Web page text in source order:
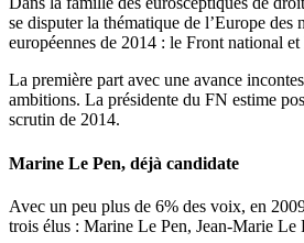
se disputer la thématique de l’Europe des
européennes de 2014 : le Front national
La première part avec une avance
ambitions. La présidente du FN estime
scrutin de 2014.
Marine Le Pen, déjà candidate
Avec un peu plus de 6% des voix, en
trois élus : Marine Le Pen, Jean-Marie Le